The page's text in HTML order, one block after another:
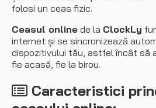
folosi un ceas fizic.
Ceasul online de la ClockLy
internet și se sincronizează
dispozitivului tău, astfel încât să
fie acasă, fie la birou.
Caracteristici